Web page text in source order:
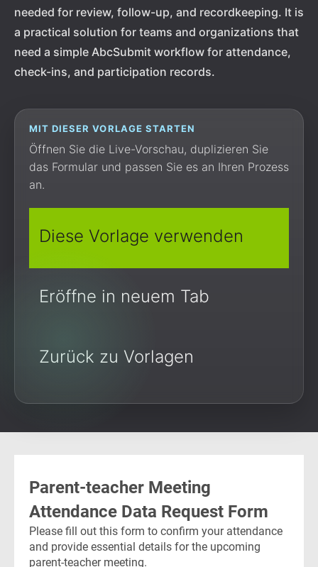
needed for review, follow-up, and recordkeeping. It is
a practical solution for teams and organizations that
need a simple AbcSubmit workflow for attendance,
check-ins, and participation records.
MIT DIESER VORLAGE STARTEN
Öffnen Sie die Live-Vorschau, duplizieren Sie
das Formular und passen Sie es an Ihren Prozess
an.
Diese Vorlage verwenden
Eröffne in neuem Tab
Zurück zu Vorlagen